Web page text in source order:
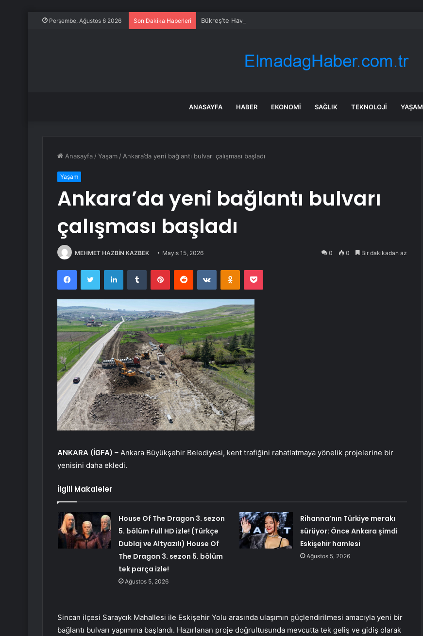
Perşembe, Ağustos 6 2026 Son Dakika Haberleri Bükreş’te Havacılık Günü Kutlamaları
ANASAYFA HABER EKONOMI SAĞLIK TEKNOLOJI YAŞAM
Anasayfa /Yaşam / Ankara’da yeni bağlantı bulvarı çalışması başladı
Yaşam
Ankara’da yeni bağlantı bulvarı
çalışması başladı
MEHMET HAZBİN KAZBEK Mayıs 15, 2026 0 0 Bir dakikadan az
FacebookTwitter LinkedInTumblr PinterestReddit VKontakteOdnoklassniki
Pocket
ANKARA (İGFA) – Ankara Büyükşehir Belediyesi, kent trafiğini rahatlatmaya yönelik projelerine bir
yenisini daha ekledi.
İlgili Makaleler
House Of The Dragon 3. sezon
5. bölüm Full HD izle! (Türkçe
Dublaj ve Altyazılı) House Of
The Dragon 3. sezon 5. bölüm
tek parça izle!
Ağustos 5, 2026
Rihanna’nın Türkiye merakı
sürüyor: Önce Ankara şimdi
Eskişehir hamlesi
Ağustos 5, 2026
Sincan ilçesi Saraycık Mahallesi ile Eskişehir Yolu arasında ulaşımın güçlendirilmesi amacıyla yeni bir
bağlantı bulvarı yapımına başlandı. Hazırlanan proje doğrultusunda mevcutta tek geliş ve gidiş olarak